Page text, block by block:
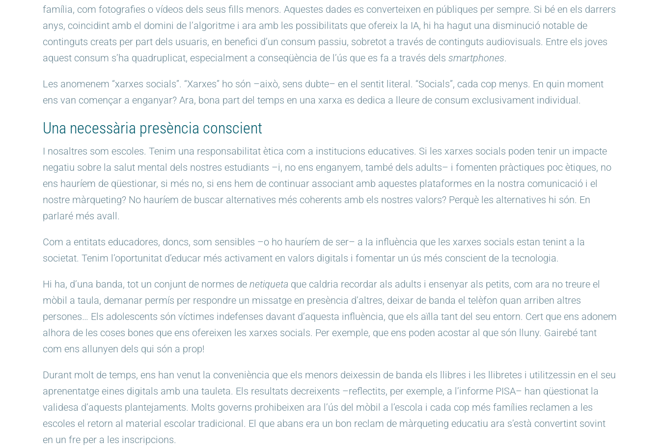
família, com fotografies o vídeos dels seus fills menors. Aquestes dades es converteixen en públiques per sempre. Si bé en els darrers
anys, coincidint amb el domini de l’algoritme i ara amb les possibilitats que ofereix la IA, hi ha hagut una disminució notable de
continguts creats per part dels usuaris, en benefici d’un consum passiu, sobretot a través de continguts audiovisuals. Entre els joves
aquest consum s’ha quadruplicat, especialment a conseqüència de l’ús que es fa a través dels smartphones.
Les anomenem “xarxes socials”. “Xarxes” ho són –això, sens dubte– en el sentit literal. “Socials”, cada cop menys. En quin moment
ens van començar a enganyar? Ara, bona part del temps en una xarxa es dedica a lleure de consum exclusivament individual.
Una necessària presència conscient
I nosaltres som escoles. Tenim una responsabilitat ètica com a institucions educatives. Si les xarxes socials poden tenir un impacte
negatiu sobre la salut mental dels nostres estudiants –i, no ens enganyem, també dels adults– i fomenten pràctiques poc ètiques, no
ens hauríem de qüestionar, si més no, si ens hem de continuar associant amb aquestes plataformes en la nostra comunicació i el
nostre màrqueting? No hauríem de buscar alternatives més coherents amb els nostres valors? Perquè les alternatives hi són. En
parlaré més avall.
Com a entitats educadores, doncs, som sensibles –o ho hauríem de ser– a la influència que les xarxes socials estan tenint a la
societat. Tenim l’oportunitat d’educar més activament en valors digitals i fomentar un ús més conscient de la tecnologia.
Hi ha, d’una banda, tot un conjunt de normes de netiqueta que caldria recordar als adults i ensenyar als petits, com ara no treure el
mòbil a taula, demanar permís per respondre un missatge en presència d’altres, deixar de banda el telèfon quan arriben altres
persones… Els adolescents són víctimes indefenses davant d’aquesta influència, que els aïlla tant del seu entorn. Cert que ens adonem
alhora de les coses bones que ens ofereixen les xarxes socials. Per exemple, que ens poden acostar al que són lluny. Gairebé tant
com ens allunyen dels qui són a prop!
Durant molt de temps, ens han venut la conveniència que els menors deixessin de banda els llibres i les llibretes i utilitzessin en el seu
aprenentatge eines digitals amb una tauleta. Els resultats decreixents –reflectits, per exemple, a l’informe PISA– han qüestionat la
validesa d’aquests plantejaments. Molts governs prohibeixen ara l’ús del mòbil a l’escola i cada cop més famílies reclamen a les
escoles el retorn al material escolar tradicional. El que abans era un bon reclam de màrqueting educatiu ara s’està convertint sovint
en un fre per a les inscripcions.